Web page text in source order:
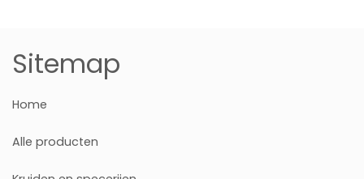
Sitemap
Home
Alle producten